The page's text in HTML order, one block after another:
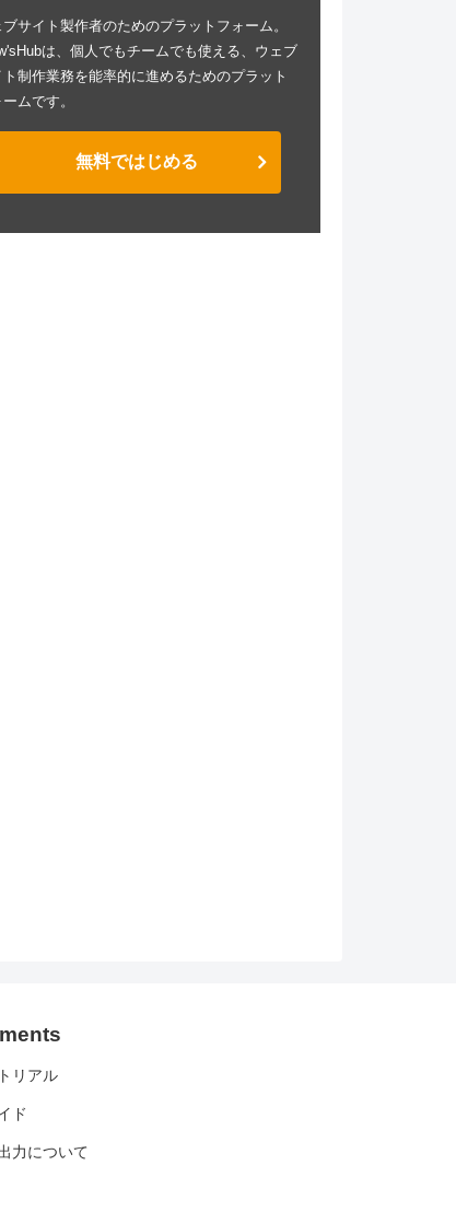
ブサイト製作者のためのプラットフォーム。
は、個人でもチームでも使える、ウェブ
ト制作業務を能率的に進めるためのプラット
ムです。
無料ではじめる
リアル
ド
力について